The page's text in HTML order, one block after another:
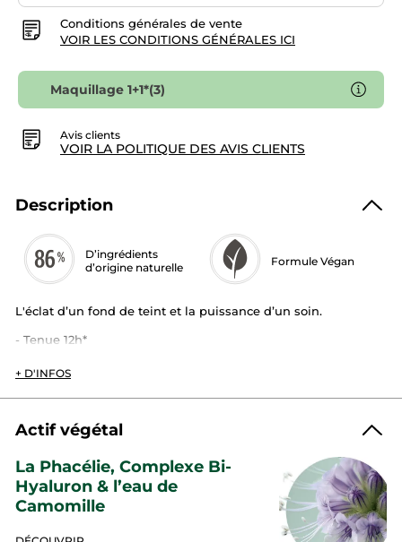
Conditions générales de vente
VOIR LES CONDITIONS GÉNÉRALES ICI
Maquillage 1+1*(3)
Avis clients
VOIR LA POLITIQUE DES AVIS CLIENTS
Description
D’ingrédients
d’origine naturelle
Formule Végan
L'éclat d’un fond de teint et la puissance d’un soin.
- Tenue 12h*​
- Couvrance modulable
-Texture: légère et fraîche ​
repulpe et hydrate pour révéler chaque jour une peau plus
éclatante.​
C’est l’alliance d’un teint unifié effet seconde peau avec les
bienfaits soins durables d’un sérum.​
Teint Radiance apporte un fini lumineux naturel pendant 12h
et réduit l’apparence des rides et ridules pour un teint
+ D'INFOS
Actif végétal
La Phacélie, Complexe Bi-
Hyaluron & l’eau de
Camomille